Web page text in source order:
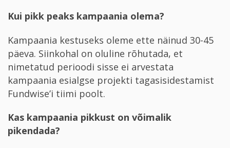
Kui pikk peaks kampaania olema?
Kampaania kestuseks oleme ette näinud 30­-45
päeva. Siinkohal on oluline rõhutada, et
nimetatud perioodi sisse ei arvestata
kampaania esialgse projekti tagasisidestamist
Fundwise’i tiimi poolt.
Kas kampaania pikkust on võimalik
pikendada?